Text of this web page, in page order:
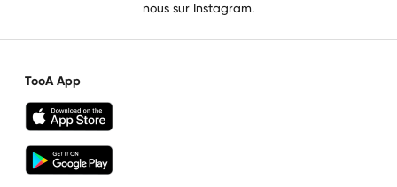
nous sur Instagram.
TooA App